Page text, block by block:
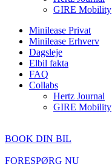
GIRE Mobility
Minilease Privat
Minilease Erhverv
Dagsleje
Elbil fakta
FAQ
Collabs
Hertz Journal
GIRE Mobility
BOOK DIN BIL
FORESPØRG NU